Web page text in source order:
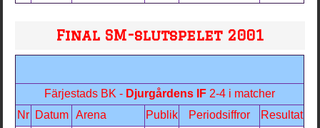
Final SM-slutspelet 2001
Färjestads BK - Djurgårdens IF 2-4 i matcher
Nr Datum Arena Publik Periodsiffror Resultat